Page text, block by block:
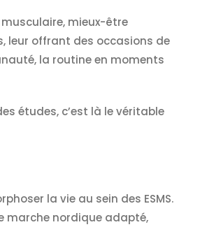
mieux-être
leur offrant des occasions de
la routine en moments
études, c’est là le véritable
la vie au sein des ESMS.
marche nordique adapté,